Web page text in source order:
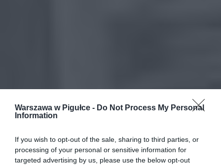
Warszawa w Pigułce - Do Not Process My Personal
Information
If you wish to opt-out of the sale, sharing to third parties, or
processing of your personal or sensitive information for
targeted advertising by us, please use the below opt-out